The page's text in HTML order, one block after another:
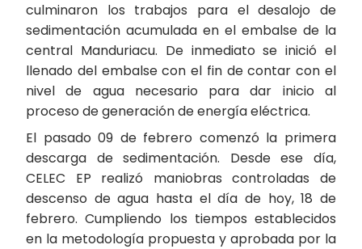
culminaron los trabajos para el desalojo de
sedimentación acumulada en el embalse de la
central Manduriacu. De inmediato se inició el
llenado del embalse con el fin de contar con el
nivel de agua necesario para dar inicio al
proceso de generación de energía eléctrica.
El pasado 09 de febrero comenzó la primera
descarga de sedimentación. Desde ese día,
CELEC EP realizó maniobras controladas de
descenso de agua hasta el día de hoy, 18 de
febrero. Cumpliendo los tiempos establecidos
en la metodología propuesta y aprobada por la